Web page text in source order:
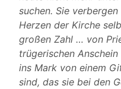
suchen. Sie
Herzen der Kirche
großen Zahl … von
trügerischen
ins Mark von einem
sind, das sie bei den